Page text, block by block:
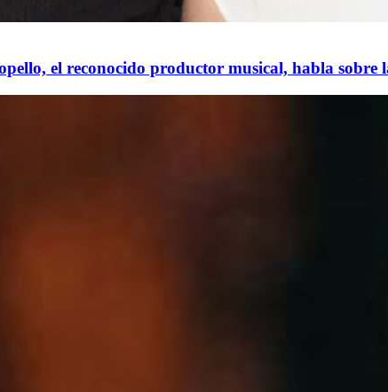
el reconocido productor musical, habla sobre